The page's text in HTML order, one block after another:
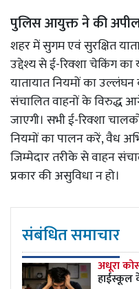
पुलिस आयुक्त ने की
शहर में सुगम एवं सुरक्षित
उद्देश्य से ई-रिक्शा चेकिंग
यातायात नियमों का
संचालित वाहनों के विरुद्ध आगे
जाएगी। सभी ई-रिक्शा
नियमों का पालन करें, वैध
जिम्मेदार तरीके से वाहन
प्रकार की असुविधा न हो।
संबंधित समाचार
अधूरा
हाईस्कूल